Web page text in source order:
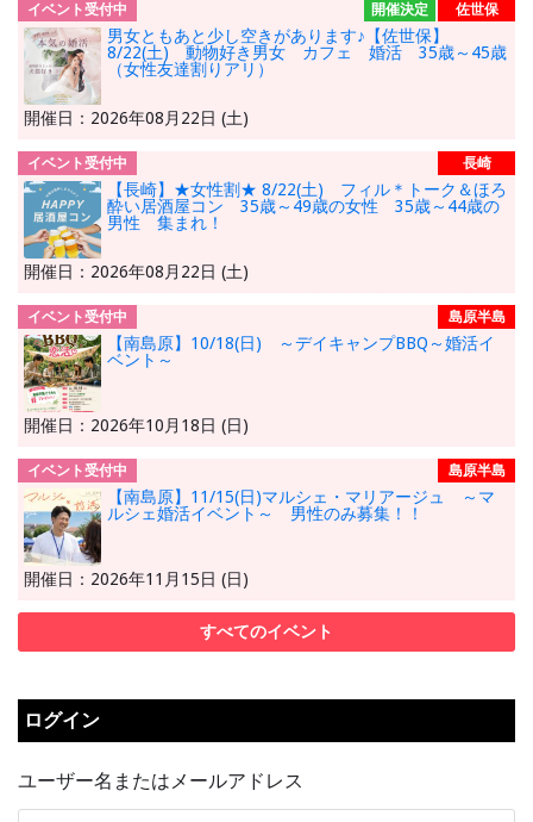
イベント受付中 開催決定 佐世保
男女ともあと少し空きがあります♪【佐世保】
8/22(土) 動物好き男女 カフェ 婚活 35歳～45歳
（女性友達割りアリ）
開催日：2026年08月22日 (土)
イベント受付中 長崎
【長崎】★女性割★ 8/22(土) フィル＊トーク＆ほろ
酔い居酒屋コン 35歳～49歳の女性 35歳～44歳の
男性 集まれ！
開催日：2026年08月22日 (土)
イベント受付中 島原半島
【南島原】10/18(日) ～デイキャンプBBQ～婚活イ
ベント～
開催日：2026年10月18日 (日)
イベント受付中 島原半島
【南島原】11/15(日)マルシェ・マリアージュ ～マ
ルシェ婚活イベント～ 男性のみ募集！！
開催日：2026年11月15日 (日)
すべてのイベント
ログイン
ユーザー名またはメールアドレス